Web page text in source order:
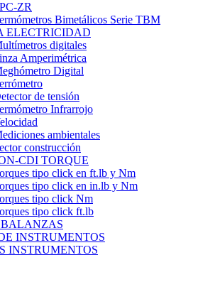
ZR
Bimetálicos Serie TBM
ELECTRICIDAD
digitales
Amperimétrica
Digital
de tensión
Infrarrojo
ambientales
construcción
CDI TORQUE
tipo click en ft.lb y Nm
tipo click en in.lb y Nm
tipo click Nm
tipo click ft.lb
INSTRUMENTOS
INSTRUMENTOS